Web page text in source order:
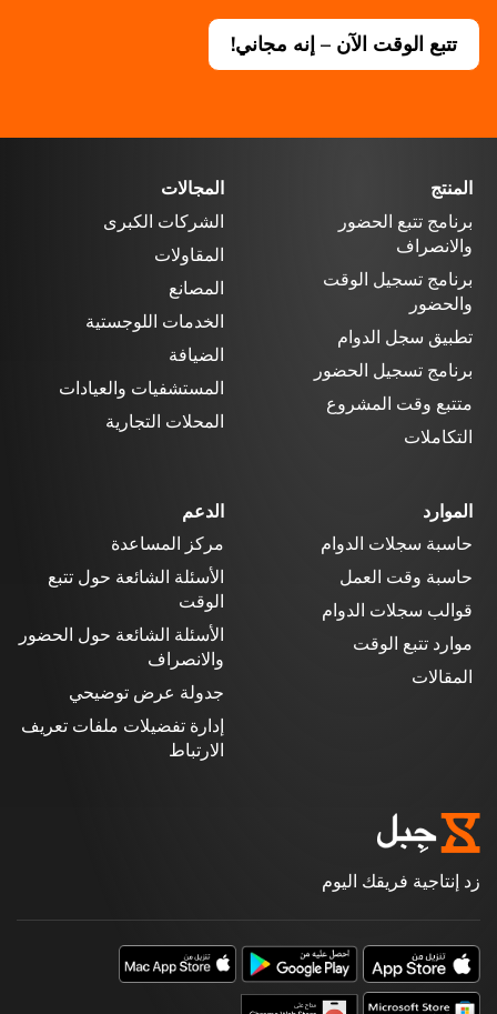
تتبع الوقت الآن – إنه مجاني!
المنتج
برنامج تتبع الحضور
والانصراف
برنامج تسجيل الوقت
والحضور
تطبيق سجل الدوام
برنامج تسجيل الحضور
متتبع وقت المشروع
التكاملات
المجالات
الشركات الكبرى
المقاولات
المصانع
الخدمات اللوجستية
الضيافة
المستشفيات والعيادات
المحلات التجارية
الموارد
حاسبة سجلات الدوام
حاسبة وقت العمل
قوالب سجلات الدوام
موارد تتبع الوقت
المقالات
الدعم
مركز المساعدة
الأسئلة الشائعة حول تتبع
الوقت
الأسئلة الشائعة حول الحضور
والانصراف
جدولة عرض توضيحي
إدارة تفضيلات ملفات تعريف
الارتباط
زد إنتاجية فريقك اليوم